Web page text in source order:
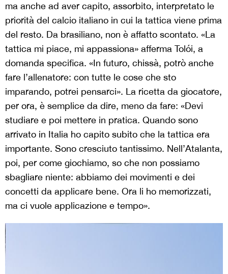
ma anche ad aver capito, assorbito, interpretato le
priorità del calcio italiano in cui la tattica viene prima
del resto. Da brasiliano, non è affatto scontato. «La
tattica mi piace, mi appassiona» afferma Tolói, a
domanda specifica. «In futuro, chissà, potrò anche
fare l’allenatore: con tutte le cose che sto
imparando, potrei pensarci». La ricetta da giocatore,
per ora, è semplice da dire, meno da fare: «Devi
studiare e poi mettere in pratica. Quando sono
arrivato in Italia ho capito subito che la tattica era
importante. Sono cresciuto tantissimo. Nell’Atalanta,
poi, per come giochiamo, so che non possiamo
sbagliare niente: abbiamo dei movimenti e dei
concetti da applicare bene. Ora li ho memorizzati,
ma ci vuole applicazione e tempo».